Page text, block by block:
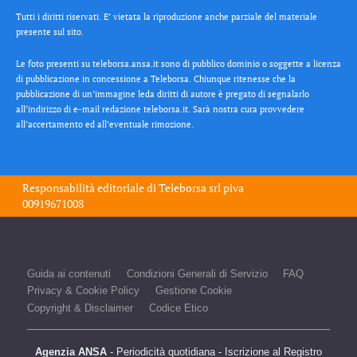
Tutti i diritti riservati. E’ vietata la riproduzione anche parziale del materiale
presente sul sito.
Le foto presenti su teleborsa.ansa.it sono di pubblico dominio o soggette a licenza
di pubblicazione in concessione a Teleborsa. Chiunque ritenesse che la
pubblicazione di un’immagine leda diritti di autore è pregato di segnalarlo
all’indirizzo di e-mail redazione teleborsa.it. Sarà nostra cura provvedere
all’accertamento ed all’eventuale rimozione.
Responsabilità editoriale diTeleborsa srl piva
00919671008
Guida ai contenuti Condizioni Generali di Servizio
FAQ
Privacy & Cookie Policy
Gestione Cookie
Copyright & Disclaimer
Codice Etico
Agenzia ANSA - Periodicità quotidiana - Iscrizione al Registro